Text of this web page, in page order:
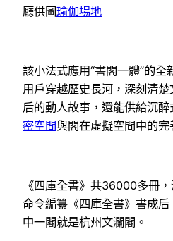
廳供圖瑜伽場地
該小法式應用“書閣一體”的
用戶穿越歷史長河，深刻清
后的動人故事，還能供給沉
密空間與閣在虛擬空間中的完
《四庫全書》共36000多冊
命令編纂《四庫全書》書成
中一閣就是杭州文瀾閣。